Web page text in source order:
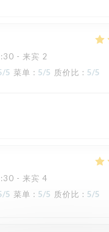
- 来宾 2
/5 菜单 : 5/5 质价比 : 5/5
- 来宾 4
/5 菜单 : 5/5 质价比 : 5/5